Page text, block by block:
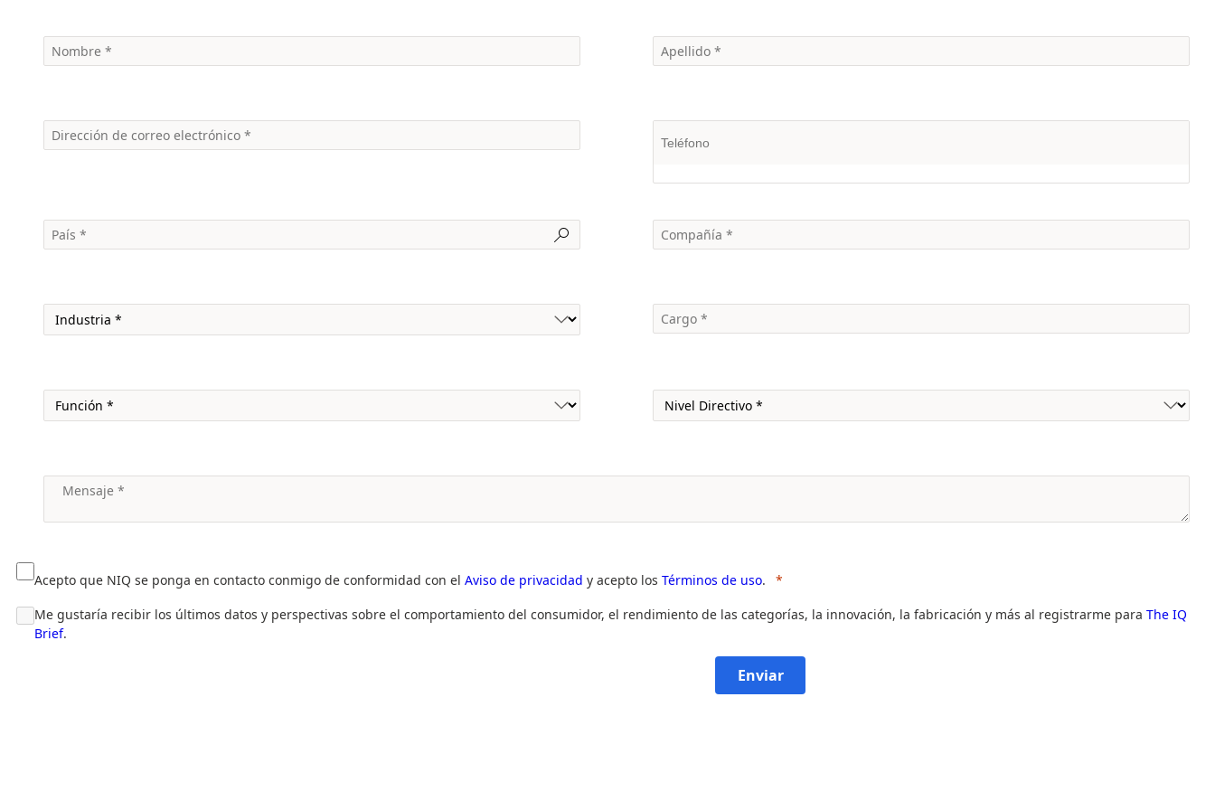
Acepto que NIQ se ponga en contacto conmigo de conformidad con el Aviso de privacidad y acepto los Términos de uso.
Me gustaría recibir los últimos datos y perspectivas sobre el comportamiento del consumidor, el rendimiento de las categorías, la innovación, la fabricación y más al registrarme para The IQ
Brief.
Enviar